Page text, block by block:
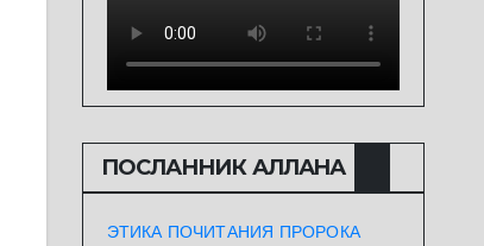
ПОСЛАННИК АЛЛАHА
ЭТИКА ПОЧИТАНИЯ ПРОРОКА